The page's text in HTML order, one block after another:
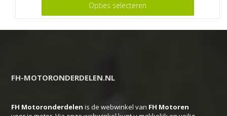
Opties selecteren
heeft
optie
gekozen
FH-MOTORONDERDELEN.NL
FH Motoronderdelen is de webwinkel van FH Motoren